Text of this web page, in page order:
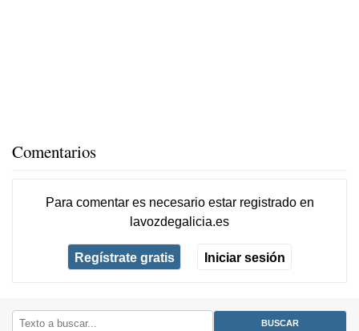
Comentarios
Para comentar es necesario estar registradoen
lavozdegalicia.es
Regístrate gratis Iniciar sesión